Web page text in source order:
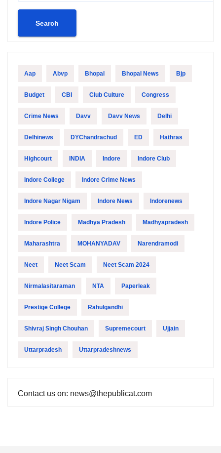
Search
Aap Abvp Bhopal Bhopal News Bjp
Budget CBI Club Culture Congress
Crime News Davv Davv News Delhi
Delhinews DYChandrachud ED Hathras
Highcourt INDIA Indore Indore Club
Indore College Indore Crime News
Indore Nagar Nigam Indore News Indorenews
Indore Police Madhya Pradesh Madhyapradesh
Maharashtra MOHANYADAV Narendramodi
Neet Neet Scam Neet Scam 2024
Nirmalasitaraman NTA Paperleak
Prestige College Rahulgandhi
Shivraj Singh Chouhan Supremecourt Ujjain
Uttarpradesh Uttarpradeshnews
Contact us on: news@thepublicat.com